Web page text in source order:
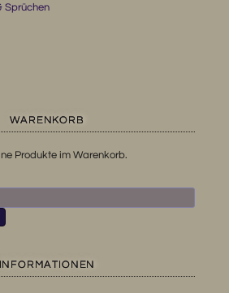
Sprüchen
WARENKORB
Produkte im Warenkorb.
INFORMATIONEN